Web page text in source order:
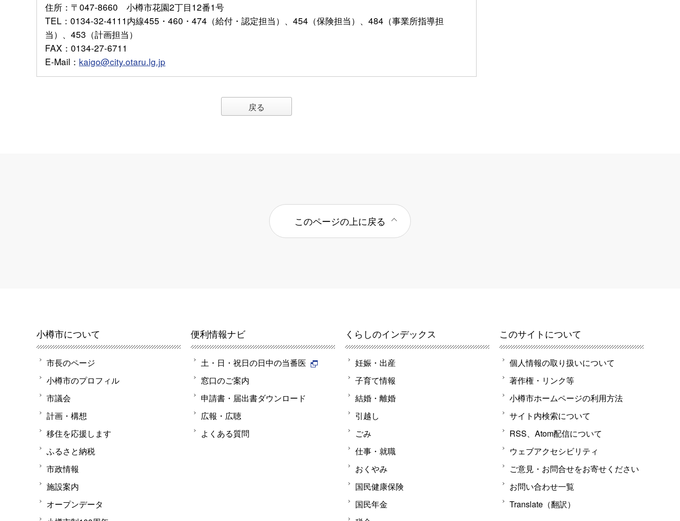
住所 ：〒047-8660 小樽市花園2丁目12番1号
TEL ：0134-32-4111内線455・460・474（給付・認定担当）、454（保険担当）、484（事業所指導担
当）、453（計画担当）
FAX ：0134-27-6711
E-Mail ： kaigo@city.otaru.lg.jp
戻る
このページの上に戻る
小樽市について
市長のページ
小樽市のプロフィル
市議会
計画・構想
移住を応援します
ふるさと納税
市政情報
施設案内
オープンデータ
便利情報ナビ
土・日・祝日の日中の当番医
窓口のご案内
申請書・届出書ダウンロード
広報・広聴
よくある質問
くらしのインデックス
妊娠・出産
子育て情報
結婚・離婚
引越し
ごみ
仕事・就職
おくやみ
国民健康保険
国民年金
このサイトについて
個人情報の取り扱いについて
著作権・リンク等
小樽市ホームページの利用方法
サイト内検索について
RSS、Atom配信について
ウェブアクセシビリティ
ご意見・お問合せをお寄せください
お問い合わせ一覧
Translate（翻訳）